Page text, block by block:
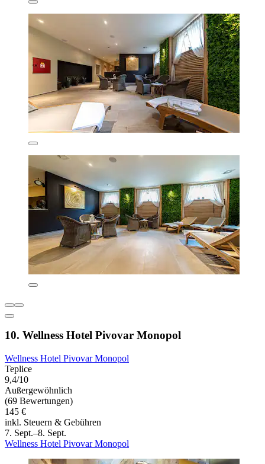
10. Wellness Hotel Pivovar Monopol
Wellness Hotel Pivovar Monopol
Teplice
9,4/10
Außergewöhnlich
(69 Bewertungen)
145 €
inkl. Steuern & Gebühren
7. Sept.–8. Sept.
Wellness Hotel Pivovar Monopol